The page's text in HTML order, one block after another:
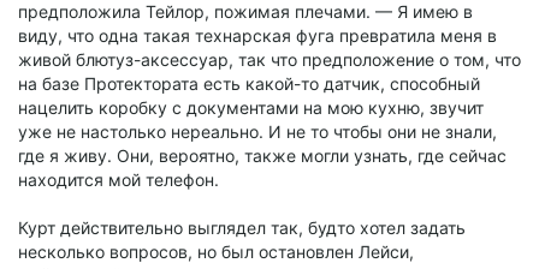
предположила Тейлор, пожимая плечами. — Я имею в
виду, что одна такая технарская фуга превратила меня в
живой блютуз-аксессуар, так что предположение о том, что
на базе Протектората есть какой-то датчик, способный
нацелить коробку с документами на мою кухню, звучит
уже не настолько нереально. И не то чтобы они не знали,
где я живу. Они, вероятно, также могли узнать, где сейчас
находится мой телефон.
Курт действительно выглядел так, будто хотел задать
несколько вопросов, но был остановлен Лейси,